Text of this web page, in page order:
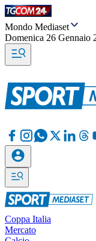
Mondo Mediaset
Domenica 26 Gennaio
Coppa Italia
Mercato